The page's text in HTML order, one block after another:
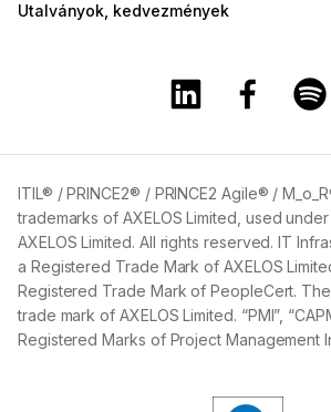
Utalványok, kedvezmények
A Training360
A
ITIL® / PRINCE2® / PRINCE2 Agile® /
trademarks of AXELOS Limited, used
AXELOS Limited. All rights reserved. IT
a Registered Trade Mark of AXELOS
Registered Trade Mark of PeopleCert.
trade mark of AXELOS Limited. “PMI”,
Registered Marks of Project Management